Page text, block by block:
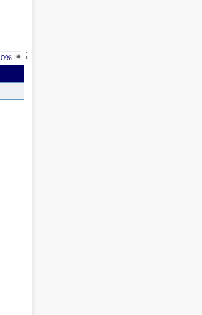
0%
;